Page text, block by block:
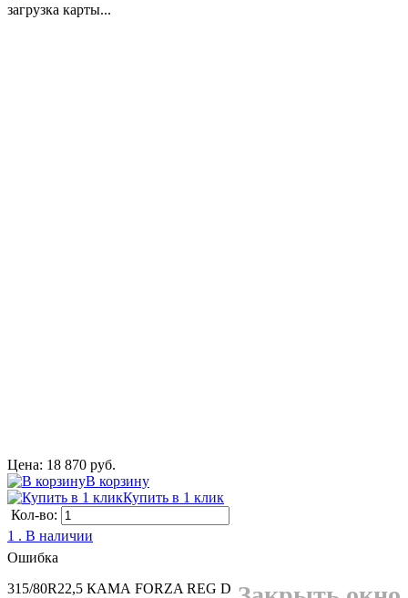
загрузка карты...
Цена: 18 870 руб.
В корзину
Купить в 1 клик
Кол-во:
1 . В наличии
Ошибка
315/80R22,5 КАМА FORZA REG D